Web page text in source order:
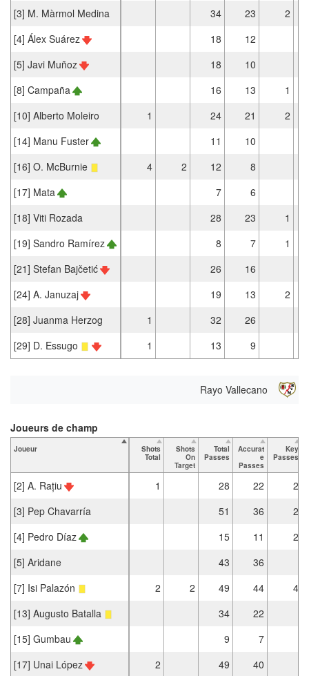
[3] M. Màrmol Medina
34 23
2
[4] Álex Suárez
18
12
[5] Javi Muñoz
18
10
[8] Campaña
16 13
1
[10] Alberto Moleiro
1 24 21
2
[14] Manu Fuster
11
10
[16] O. McBurnie
4 2 12
8
[17] Mata
7
6
[18] Viti Rozada
28 23
1
[19] Sandro Ramírez
8 7
1
[21] Stefan Bajčetić
26
16
[24] A. Januzaj
19 13
2
[28] Juanma Herzog
1 32
26
[29] D. Essugo
1 13 9
Rayo Vallecano
Joueur
Shots
Total
Shots
On
Target
Total
Passes
Accurat
e
Passes
Key
Passes
[2] A. Rațiu 1 28 22
2
[3] Pep Chavarría
51 36
2
[4] Pedro Díaz
15 11
2
[5] Aridane
43
36
[7] Isi Palazón
2 2 49 44
4
[13] Augusto Batalla
34
22
[15] Gumbau
9
7
[17] Unai López
2 49 40
Joueurs de champ